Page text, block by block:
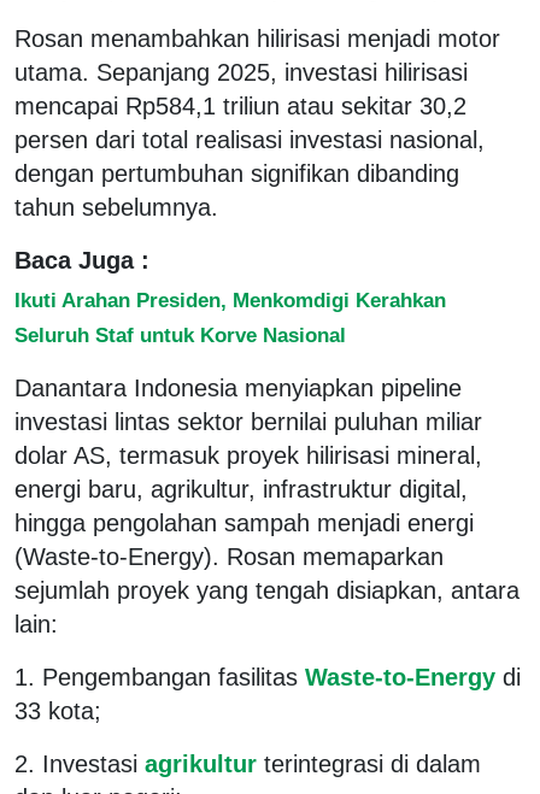
Rosan menambahkan hilirisasi menjadi motor
utama. Sepanjang 2025, investasi hilirisasi
mencapai Rp584,1 triliun atau sekitar 30,2
persen dari total realisasi investasi nasional,
dengan pertumbuhan signifikan dibanding
tahun sebelumnya.
Baca Juga :
Ikuti Arahan Presiden, Menkomdigi Kerahkan
Seluruh Staf untuk Korve Nasional
Danantara Indonesia menyiapkan pipeline
investasi lintas sektor bernilai puluhan miliar
dolar AS, termasuk proyek hilirisasi mineral,
energi baru, agrikultur, infrastruktur digital,
hingga pengolahan sampah menjadi energi
(Waste-to-Energy). Rosan memaparkan
sejumlah proyek yang tengah disiapkan, antara
lain:
1. Pengembangan fasilitas Waste-to-Energy di
33 kota;
2. Investasi agrikultur terintegrasi di dalam